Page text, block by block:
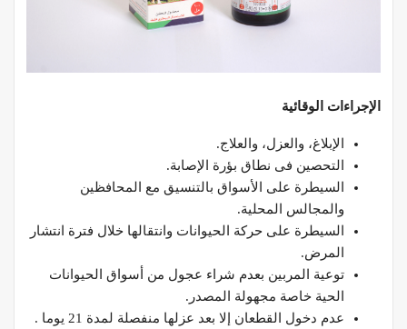
الإجراءات الوقائية
الإبلاغ، والعزل، والعلاج.
التحصين فى نطاق بؤرة الإصابة.
السيطرة على الأسواق بالتنسيق مع المحافظين
والمجالس المحلية.
السيطرة على حركة الحيوانات وانتقالها خلال فترة انتشار
المرض.
توعية المربين بعدم شراء عجول من أسواق الحيوانات
الحية خاصة مجهولة المصدر.
عدم دخول القطعان إلا بعد عزلها منفصلة لمدة 21 يوما .